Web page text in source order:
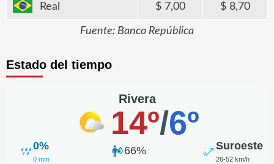
Real 7,00 8,70
Fuente: Banco República
Estado del tiempo
Rivera
14º/6º
0%
0 mm
66% Suroeste
26-52 km/h